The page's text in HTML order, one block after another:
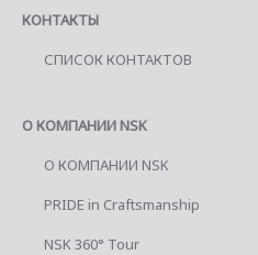
КОНТАКТЫ
СПИСОК КОНТАКТОВ
О КОМПАНИИ NSK
О КОМПАНИИ NSK
PRIDE in Craftsmanship
NSK 360° Tour